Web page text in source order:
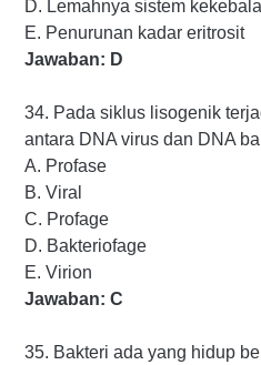
D. Lemahnya sistem
E. Penurunan kadar eritrosit
Jawaban: D
34. Pada siklus lisogenik
antara DNA virus dan DNA
A. Profase
B. Viral
C. Profage
D. Bakteriofage
E. Virion
Jawaban: C
35. Bakteri ada yang hidup